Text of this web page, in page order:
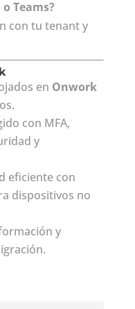
Teams?
con tu tenant y
en Onwork
con MFA,
y
eficiente con
dispositivos no
y